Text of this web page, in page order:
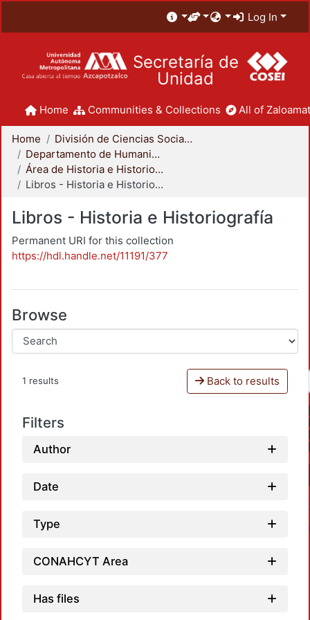
Log In
Secretaría de
Unidad
Home Communities & Collections All of
Home
División de Ciencias Sociales y Humanidades
Departamento de Humanidades
Área de Historia e Historiografía
Libros - Historia e Historiografía
Libros - Historia e Historiografía
Permanent URI for this collection
https://hdl.handle.net/11191/377
Browse
1 results Back to results
Filters
Author
Date
Type
CONAHCYT Area
Has files